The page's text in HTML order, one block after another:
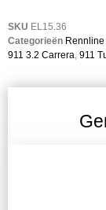
SKU EL15.36
Categorieën Rennline
911 3.2 Carrera 911